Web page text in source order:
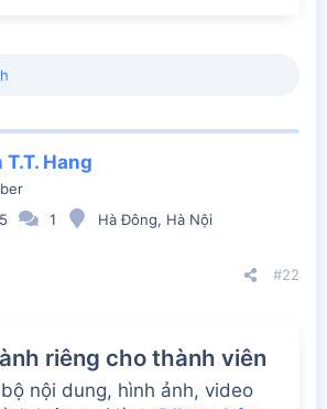
Hang
1 Hà Đông, Hà Nội
#22
riêng cho thành viên
nội dung, hình ảnh, video